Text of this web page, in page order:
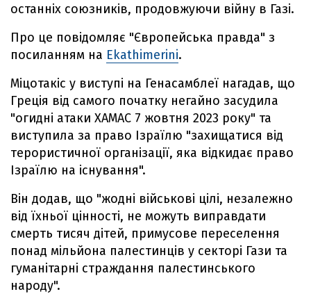
останніх союзників, продовжуючи війну в Газі.
Про це повідомляє "Європейська правда" з
посиланням на Ekathimerini.
Міцотакіс у виступі на Генасамблеї нагадав, що
Греція від самого початку негайно засудила
"огидні атаки ХАМАС 7 жовтня 2023 року" та
виступила за право Ізраїлю "захищатися від
терористичної організації, яка відкидає право
Ізраїлю на існування".
Він додав, що "жодні військові цілі, незалежно
від їхньої цінності, не можуть виправдати
смерть тисяч дітей, примусове переселення
понад мільйона палестинців у секторі Гази та
гуманітарні страждання палестинського
народу".